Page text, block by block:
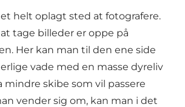
helt oplagt sted at fotografere.
tage billeder er oppe på
Her kan man til den ene side
vade med en masse dyreliv
mindre skibe som vil passere
vender sig om, kan man i det